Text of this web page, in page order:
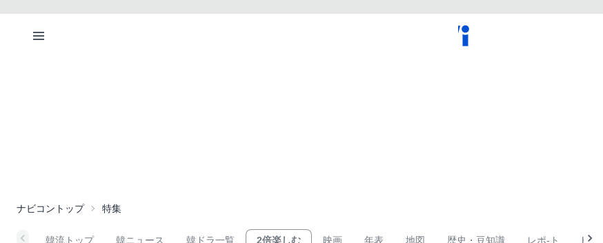
ナビコントップ 特集
韓流トップ 韓ニュース 韓ドラ一覧 2倍楽しむ 映画 年表 地図 歴史・豆知識 レポ-ト KPOP